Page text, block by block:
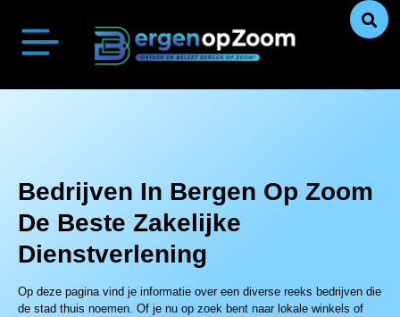
Bedrijven In Bergen Op Zoom
De Beste Zakelijke
Dienstverlening
Op deze pagina vind je informatie over een diverse reeks bedrijven die
de stad thuis noemen. Of je nu op zoek bent naar lokale winkels of